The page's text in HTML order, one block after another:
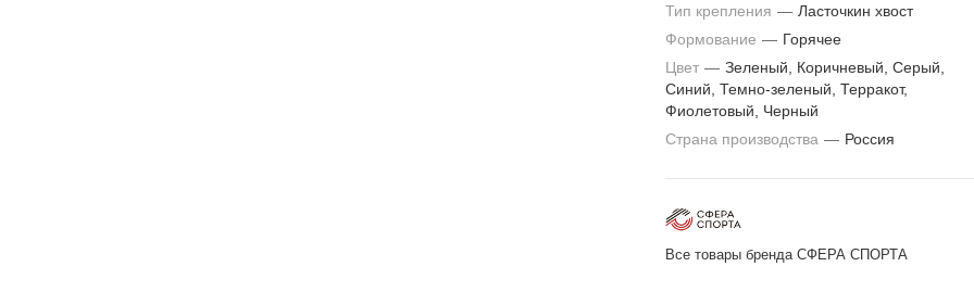
Тип крепления — Ласточкин хвост
Формование — Горячее
Цвет — Зеленый, Коричневый, Серый,
Синий, Темно-зеленый, Терракот,
Фиолетовый, Черный
Страна производства — Россия
Все товары бренда СФЕРА СПОРТА